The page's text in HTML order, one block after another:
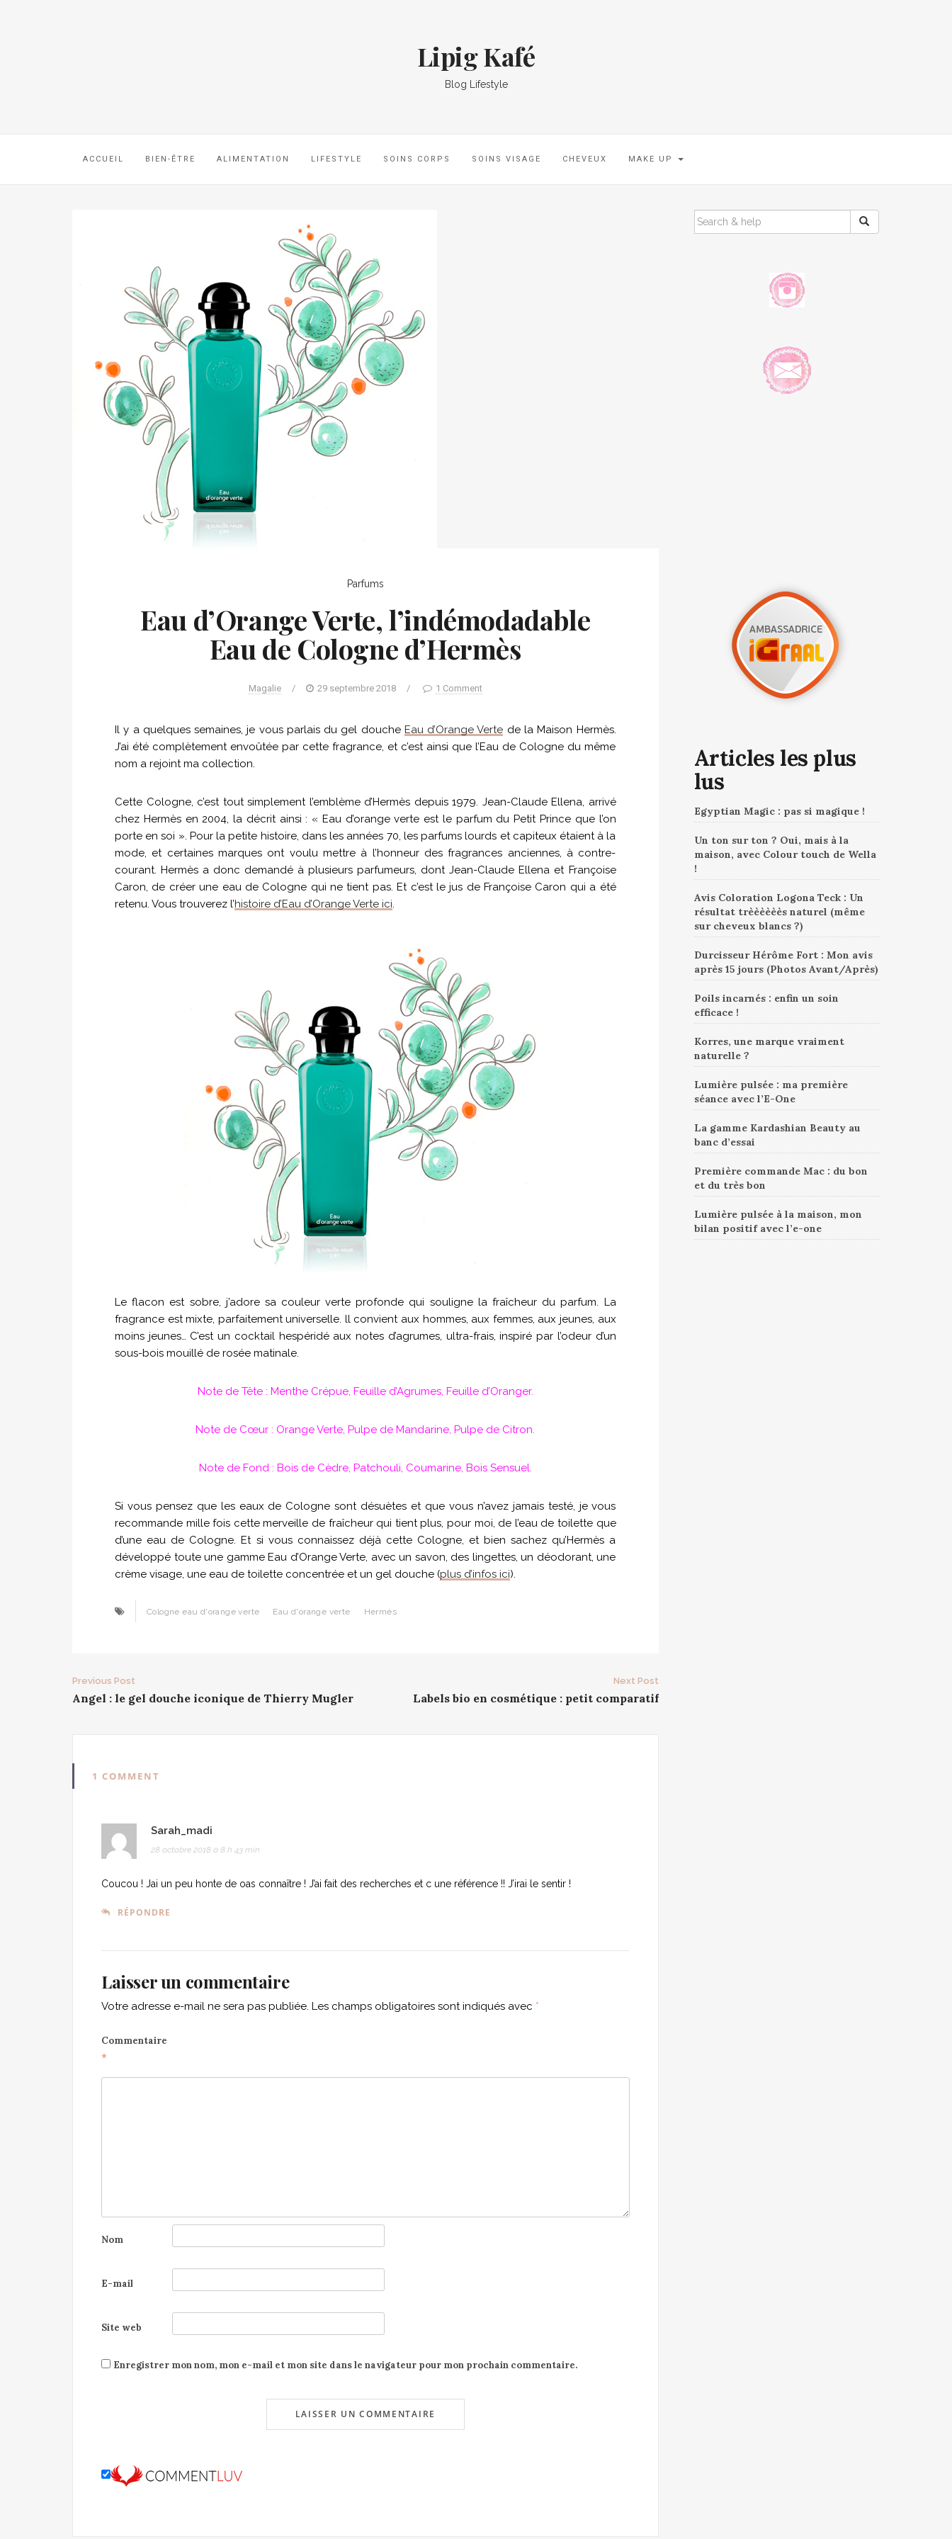
Lipig Kafé
Blog Lifestyle
ACCUEIL BIEN-ÊTRE ALIMENTATION LIFESTYLE SOINS CORPS SOINS VISAGE CHEVEUX MAKE UP
Parfums
Eau d’Orange Verte, l’indémodadable
Eau de Cologne d’Hermès
Magalie / 29 septembre 2018 / 1 Comment
Il y a quelques semaines, je vous parlais du gel douche Eau d’Orange Verte de la Maison Hermès.
J’ai été complètement envoûtée par cette fragrance, et c’est ainsi que l’Eau de Cologne du même
nom a rejoint ma collection.
Cette Cologne, c’est tout simplement l’emblème d’Hermès depuis 1979. Jean-Claude Ellena, arrivé
chez Hermès en 2004, la décrit ainsi : « Eau d’orange verte est le parfum du Petit Prince que l’on
porte en soi ». Pour la petite histoire, dans les années 70, les parfums lourds et capiteux étaient à la
mode, et certaines marques ont voulu mettre à l’honneur des fragrances anciennes, à contre-
courant. Hermès a donc demandé à plusieurs parfumeurs, dont Jean-Claude Ellena et Françoise
Caron, de créer une eau de Cologne qui ne tient pas. Et c’est le jus de Françoise Caron qui a été
retenu. Vous trouverez l’histoire d’Eau d’Orange Verte ici.
Le flacon est sobre, j’adore sa couleur verte profonde qui souligne la fraîcheur du parfum. La
fragrance est mixte, parfaitement universelle. ll convient aux hommes, aux femmes, aux jeunes, aux
moins jeunes… C’est un cocktail hespéridé aux notes d’agrumes, ultra-frais, inspiré par l’odeur d’un
sous-bois mouillé de rosée matinale.
Note de Tête : Menthe Crépue, Feuille d’Agrumes, Feuille d’Oranger.
Note de Cœur : Orange Verte, Pulpe de Mandarine, Pulpe de Citron.
Note de Fond : Bois de Cèdre, Patchouli, Coumarine, Bois Sensuel.
Si vous pensez que les eaux de Cologne sont désuètes et que vous n’avez jamais testé, je vous
recommande mille fois cette merveille de fraîcheur qui tient plus, pour moi, de l’eau de toilette que
d’une eau de Cologne. Et si vous connaissez déjà cette Cologne, et bien sachez qu’Hermès a
développé toute une gamme Eau d’Orange Verte, avec un savon, des lingettes, un déodorant, une
crème visage, une eau de toilette concentrée et un gel douche (plus d’infos ici).
Cologne eau d'orange verte Eau d'orange verte Hermès
Post
navigation
Previous Post
Angel : le gel douche iconique de Thierry Mugler
Next Post
Labels bio en cosmétique : petit comparatif
1 COMMENT
Sarah_madi
28 octobre 2018 à 8 h 43 min
Coucou ! Jai un peu honte de oas connaître ! J’ai fait des recherches et c une référence !! J’irai le sentir !
RÉPONDRE
Laisser un commentaire
Votre adresse e-mail ne sera pas publiée. Les champs obligatoires sont indiqués avec *
Commentaire
*
Nom
E-mail
Site web
Enregistrer mon nom, mon e-mail et mon site dans le navigateur pour mon prochain commentaire.
SEARCH
FOR:
Articles les plus
lus
Egyptian Magic : pas si magique !
Un ton sur ton ? Oui, mais à la
maison, avec Colour touch de Wella
!
Avis Coloration Logona Teck : Un
résultat trèèèèèès naturel (même
sur cheveux blancs ?)
Durcisseur Hérôme Fort : Mon avis
après 15 jours (Photos Avant/Après)
Poils incarnés : enfin un soin
efficace !
Korres, une marque vraiment
naturelle ?
Lumière pulsée : ma première
séance avec l’E-One
La gamme Kardashian Beauty au
banc d’essai
Première commande Mac : du bon
et du très bon
Lumière pulsée à la maison, mon
bilan positif avec l’e-one